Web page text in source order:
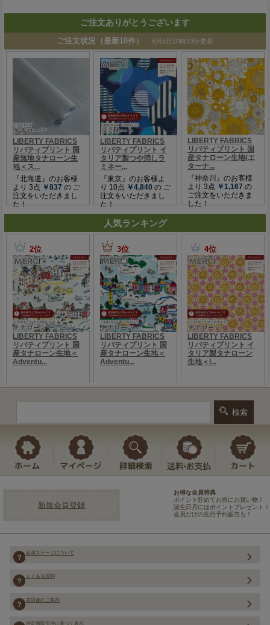
ご注文ありがとうございます
人気ランキング
新規会員登録
お得な会員特典
ポイント貯めてお得にお買い物！
誕生日月にはポイントプレゼント！
会員だけの先行予約販売も！
会員ステージについて
よくある質問
実店舗のご案内
特定商取引法に基づく表示